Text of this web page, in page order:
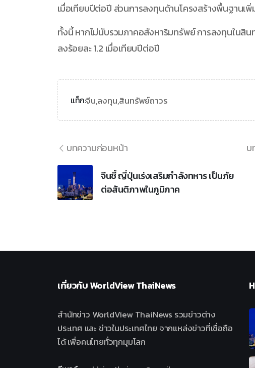
เมื่อเทียบปีต่อปี ส่วนการลงทุนด้านโครงสร้างพื้นฐานเ
ทั้งนี้ หากไม่นับรวมภาคอสังหาริมทรัพย์ การลงทุนในสิ
ลงร้อยละ 1.2 เมื่อเทียบปีต่อปี
แท็ก:จีน,ลงทุน,สินทรัพย์ถาวร
บทความก่อนหน้า
จีนชี้ ญี่ปุ่นเร่งเสริมกำลังทหาร เป็นภัย
ต่อสันติภาพในภูมิภาค
บ
เกี่ยวกับWorldView ThaiNews
สำนักข่าว WorldView ThaiNews รวมข่าวต่าง
ประเทศ และ ข่าวในประเทศไทย จากแหล่งข่าวที่เชื่อถือ
ได้ เพื่อคนไทยทั่วทุกมุมโลก